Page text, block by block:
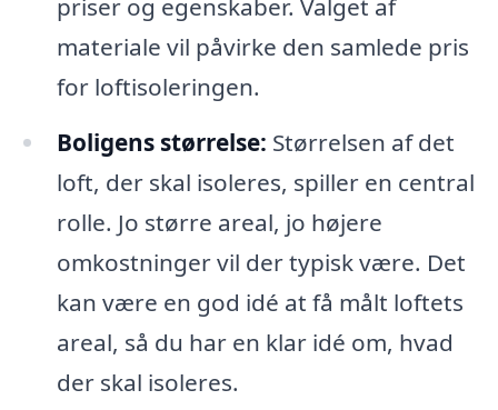
priser og egenskaber. Valget af
materiale vil påvirke den samlede pris
for loftisoleringen.
Boligens størrelse: Størrelsen af det
loft, der skal isoleres, spiller en central
rolle. Jo større areal, jo højere
omkostninger vil der typisk være. Det
kan være en god idé at få målt loftets
areal, så du har en klar idé om, hvad
der skal isoleres.